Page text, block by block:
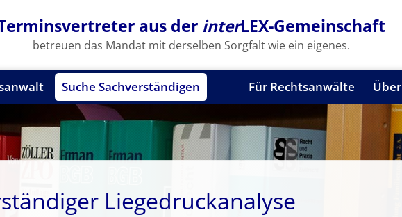
aus der interLEX-Gemeinschaft
betreuen das Mandat mit derselben Sorgfalt wie ein eigenes.
Suche Sachverständigen Für Rechtsanwälte Über
Liegedruckanalyse